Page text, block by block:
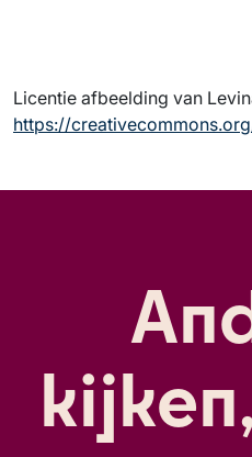
Licentie afbeelding van
https://